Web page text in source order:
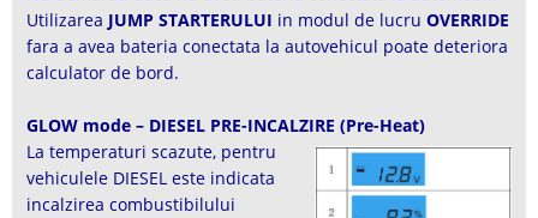
Utilizarea JUMP STARTERULUI in modul de lucru OVERRIDE
fara a avea bateria conectata la autovehicul poate deteriora
calculator de bord.
GLOW mode – DIESEL PRE-INCALZIRE (Pre-Heat)
La temperaturi scazute, pentru
vehiculele DIESEL este indicata
incalzirea combustibilului